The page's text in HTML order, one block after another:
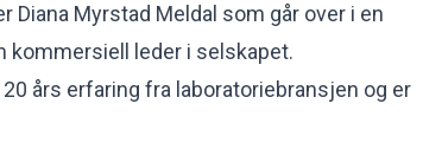
Diana Myrstad Meldal som går over i en
kommersiell leder i selskapet.
års erfaring fra laboratoriebransjen og er